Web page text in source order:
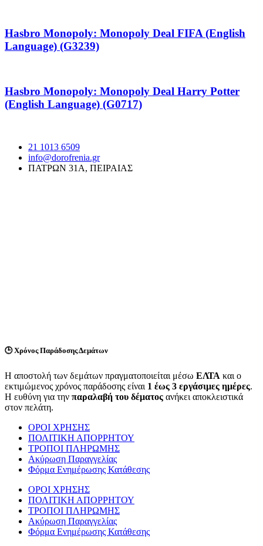
Hasbro Monopoly: Monopoly Deal FIFA (English
Language) (G3239)
Hasbro Monopoly: Monopoly Deal Harry Potter
(English Language) (G0717)
21 1013 6509
info@dorofrenia.gr
ΠΑΤΡΩΝ 31Α, ΠΕΙΡΑΙΑΣ
🕒Χρόνος Παράδοσης Δεμάτων
Η αποστολή των δεμάτων πραγματοποιείται μέσω ΕΛΤΑ και ο
εκτιμώμενος χρόνος παράδοσης είναι 1 έως 3 εργάσιμες ημέρες.
Η ευθύνη για την παραλαβή του δέματος ανήκει αποκλειστικά
στον πελάτη.
ΟΡΟΙ ΧΡΗΣΗΣ
ΠΟΛΙΤΙΚΗ ΑΠΟΡΡΗΤΟΥ
ΤΡΟΠΟΙ ΠΛΗΡΩΜΗΣ
Ακύρωση Παραγγελίας
Φόρμα Ενημέρωσης Κατάθεσης
ΟΡΟΙ ΧΡΗΣΗΣ
ΠΟΛΙΤΙΚΗ ΑΠΟΡΡΗΤΟΥ
ΤΡΟΠΟΙ ΠΛΗΡΩΜΗΣ
Ακύρωση Παραγγελίας
Φόρμα Ενημέρωσης Κατάθεσης